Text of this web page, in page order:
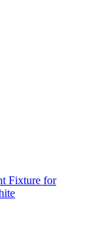
Fixture for